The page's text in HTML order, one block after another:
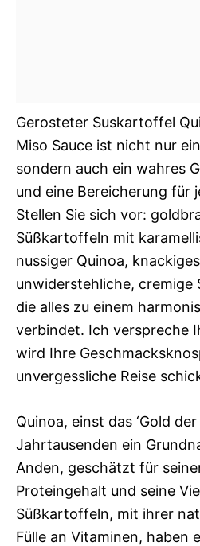
Gerosteter Suskartoffel
Miso Sauce ist nicht nur
sondern auch ein wahres
und eine Bereicherung für
Stellen Sie sich vor:
Süßkartoffeln mit
nussiger Quinoa,
unwiderstehliche, cremige
die alles zu einem
verbindet. Ich verspreche
wird Ihre
unvergessliche Reise
Quinoa, einst das ‘Gold der
Jahrtausenden ein
Anden, geschätzt für
Proteingehalt und seine
Süßkartoffeln, mit ihrer
Fülle an Vitaminen, haben